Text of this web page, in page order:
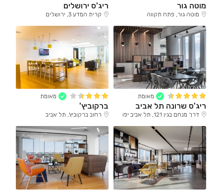
מוטה גור
מוטה גור, פתח תקווה
ריג'ס ירושלים
קרית המדע 3, ירושלים
מאומת
ריג'ס שרונה תל אביב
דרך מנחם בגין 121, תל אביב יפו
מאומת
ברקוביץ'
רחוב ברקוביץ', תל אביב